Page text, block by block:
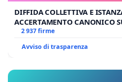
DIFFIDA COLLETTIVA E
ACCERTAMENTO CANONICO
2 937 firme
Avviso di trasparenza